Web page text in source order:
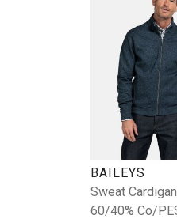
BAILEYS
Sweat
60/40% Co/